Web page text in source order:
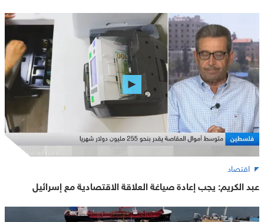
اقتصاد
عبد الكريم: يجب إعادة صياغة العلاقة الاقتصادية مع إسرائيل